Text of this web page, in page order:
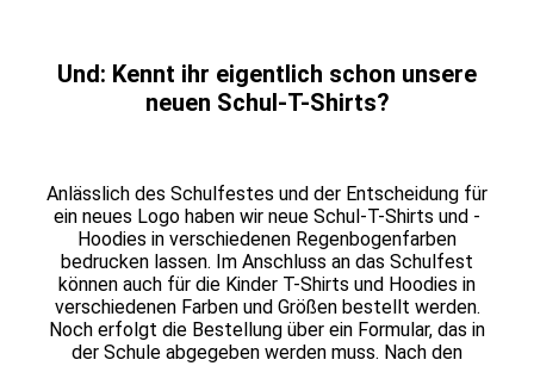
Und: Kennt ihr eigentlich schon unsere
neuen Schul-T-Shirts?
Anlässlich des Schulfestes und der Entscheidung für
ein neues Logo haben wir neue Schul-T-Shirts und -
Hoodies in verschiedenen Regenbogenfarben
bedrucken lassen. Im Anschluss an das Schulfest
können auch für die Kinder T-Shirts und Hoodies in
verschiedenen Farben und Größen bestellt werden.
Noch erfolgt die Bestellung über ein Formular, das in
der Schule abgegeben werden muss. Nach den